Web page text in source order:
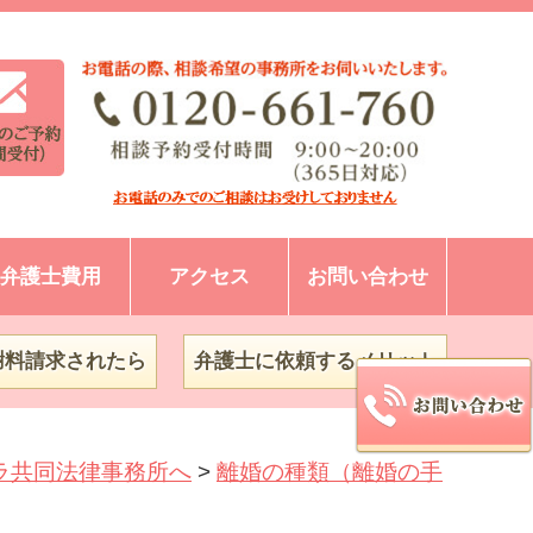
弁護士費用 アクセス お問い合わせ
請求されたら 弁護士に依頼するメリット
共同法律事務所へ > 離婚の種類（離婚の手